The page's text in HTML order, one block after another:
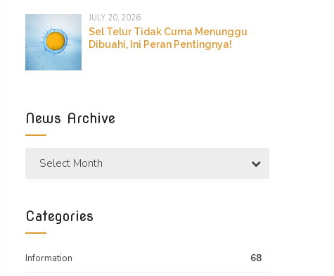
JULY 20, 2026
Sel Telur Tidak Cuma Menunggu
Dibuahi, Ini Peran Pentingnya!
News Archive
Select Month
Categories
Information 68